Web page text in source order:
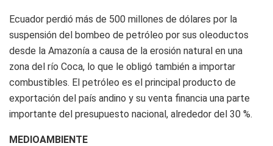
Ecuador perdió más de 500 millones de dólares por la
suspensión del bombeo de petróleo por sus oleoductos
desde la Amazonía a causa de la erosión natural en una
zona del río Coca, lo que le obligó también a importar
combustibles. El petróleo es el principal producto de
exportación del país andino y su venta financia una parte
importante del presupuesto nacional, alrededor del 30 %.
MEDIOAMBIENTE